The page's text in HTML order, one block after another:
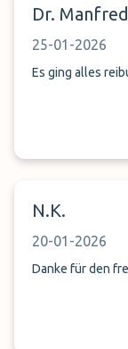
Dr.
25-01-2026
Es ging alles
N.K.
20-01-2026
Danke für den